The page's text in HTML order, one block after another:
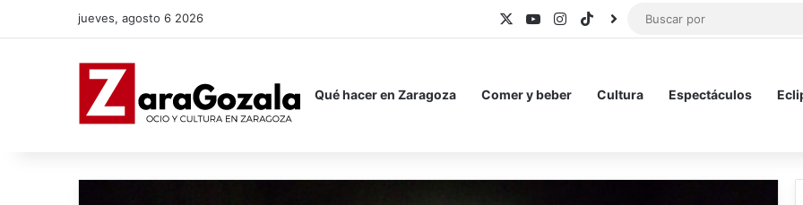
jueves, agosto 6 2026 YouTubeInstagram
TikTokBlueSky
Qué hacer en Zaragoza Comer y beber Cultura Espectáculos